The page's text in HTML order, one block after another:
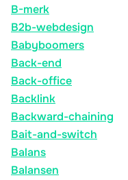
B-merk
B2b-webdesign
Babyboomers
Back-end
Back-office
Backlink
Backward-chaining
Bait-and-switch
Balans
Balansen